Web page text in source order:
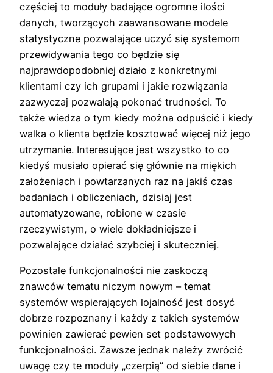
częściej to moduły badające ogromne ilości
danych, tworzących zaawansowane modele
statystyczne pozwalające uczyć się systemom
przewidywania tego co będzie się
najprawdopodobniej działo z konkretnymi
klientami czy ich grupami i jakie rozwiązania
zazwyczaj pozwalają pokonać trudności. To
także wiedza o tym kiedy można odpuścić i kiedy
walka o klienta będzie kosztować więcej niż jego
utrzymanie. Interesujące jest wszystko to co
kiedyś musiało opierać się głównie na miękich
założeniach i powtarzanych raz na jakiś czas
badaniach i obliczeniach, dzisiaj jest
automatyzowane, robione w czasie
rzeczywistym, o wiele dokładniejsze i
pozwalające działać szybciej i skuteczniej.
Pozostałe funkcjonalności nie zaskoczą
znawców tematu niczym nowym – temat
systemów wspierających lojalność jest dosyć
dobrze rozpoznany i każdy z takich systemów
powinien zawierać pewien set podstawowych
funkcjonalności. Zawsze jednak należy zwrócić
uwagę czy te moduły „czerpią” od siebie dane i